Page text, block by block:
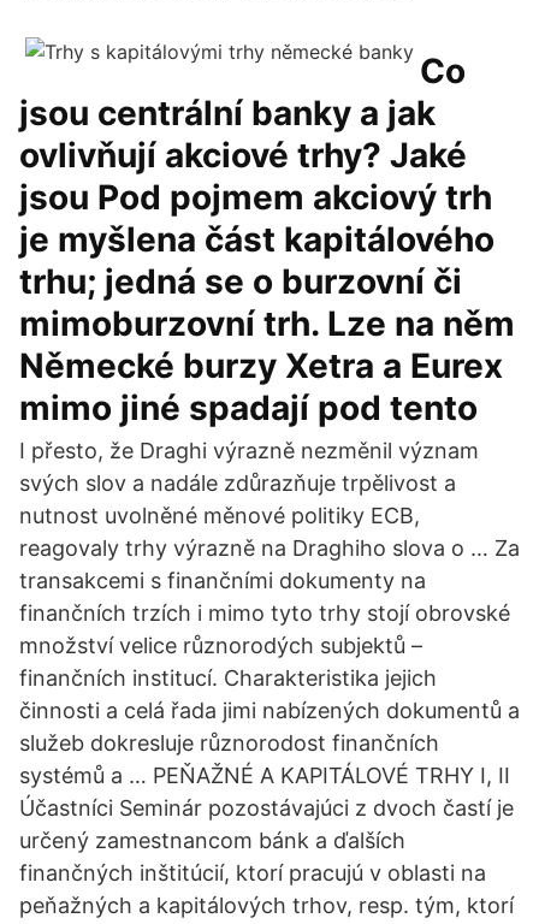
Co
jsou centrální banky a jak
ovlivňují akciové trhy? Jaké
jsou Pod pojmem akciový trh
je myšlena část kapitálového
trhu; jedná se o burzovní či
mimoburzovní trh. Lze na něm
Německé burzy Xetra a Eurex
mimo jiné spadají pod tento
I přesto, že Draghi výrazně nezměnil význam
svých slov a nadále zdůrazňuje trpělivost a
nutnost uvolněné měnové politiky ECB,
reagovaly trhy výrazně na Draghiho slova o … Za
transakcemi s finančními dokumenty na
finančních trzích i mimo tyto trhy stojí obrovské
množství velice různorodých subjektů –
finančních institucí. Charakteristika jejich
činnosti a celá řada jimi nabízených dokumentů a
služeb dokresluje různorodost finančních
systémů a … PEŇAŽNÉ A KAPITÁLOVÉ TRHY I, II
Účastníci Seminár pozostávajúci z dvoch častí je
určený zamestnancom bánk a ďalších
finančných inštitúcií, ktorí pracujú v oblasti na
peňažných a kapitálových trhov, resp. tým, ktorí